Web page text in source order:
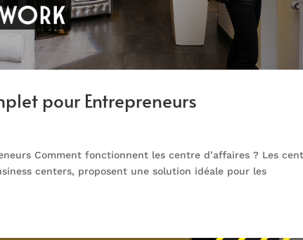
pour Entrepreneurs
Comment fonctionnent les centre d’affaires ? Les
centers, proposent une solution idéale pour les